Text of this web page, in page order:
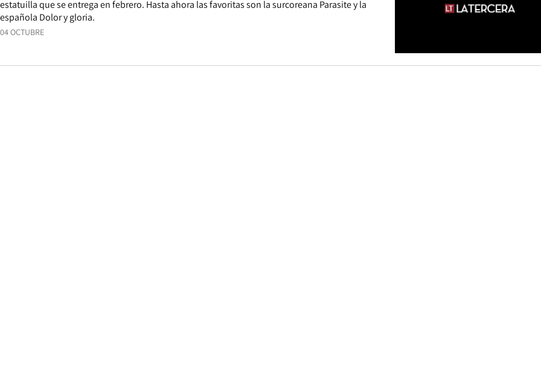
04 OCTUBRE
estatuilla que se entrega en febrero. Hasta ahora las favoritas son la surcoreana Parasite y la
española Dolor y gloria.